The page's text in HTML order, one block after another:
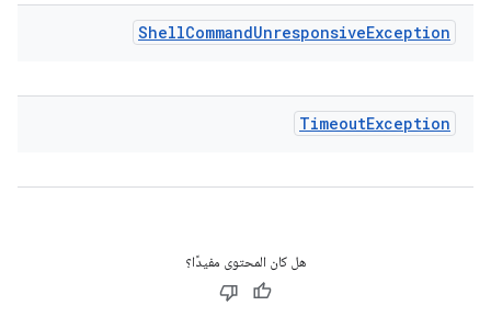
ShellCommandUnresponsiveException
TimeoutException
هل كان المحتوى مفيدًا؟